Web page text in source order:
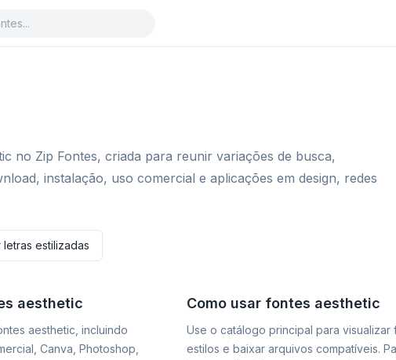
no Zip Fontes, criada para reunir variações de busca,
instalação, uso comercial e aplicações em design, redes
letras estilizadas
aesthetic
aesthetic, incluindo
Canva, Photoshop,
Como usar fontes aesthetic
Use o catálogo principal para
estilos e baixar arquivos compatíveis.